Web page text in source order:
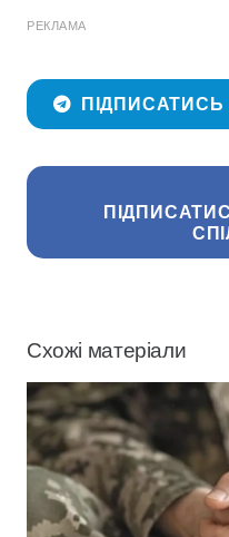
РЕКЛАМА
ПІДПИСАТИСЬ
Схожі матеріали